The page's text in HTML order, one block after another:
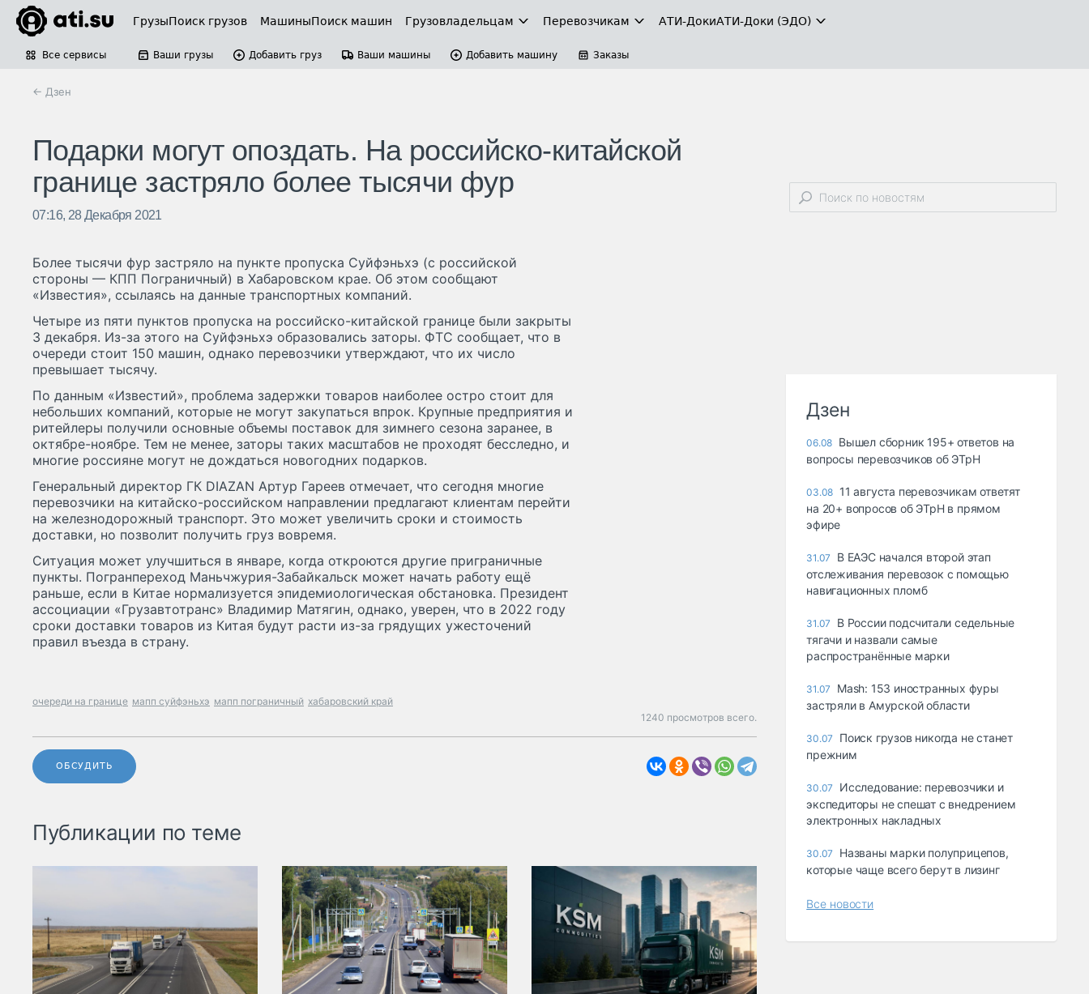
ГрузыПоиск грузов МашиныПоиск машин Грузовладельцам Перевозчикам АТИ-ДокиАТИ-Доки (ЭДО)
Все сервисы Ваши грузы Добавить груз Ваши машины Добавить машину Заказы
← Дзен
Подарки могут опоздать. На российско-китайской
границе застряло более тысячи фур
07:16, 28 Декабря 2021
Более тысячи фур застряло на пункте пропуска Суйфэньхэ (с российской
стороны — КПП Пограничный) в Хабаровском крае. Об этом сообщают
«Известия», ссылаясь на данные транспортных компаний.
Четыре из пяти пунктов пропуска на российско-китайской границе были закрыты
3 декабря. Из-за этого на Суйфэньхэ образовались заторы. ФТС сообщает, что в
очереди стоит 150 машин, однако перевозчики утверждают, что их число
превышает тысячу.
По данным «Известий», проблема задержки товаров наиболее остро стоит для
небольших компаний, которые не могут закупаться впрок. Крупные предприятия и
ритейлеры получили основные объемы поставок для зимнего сезона заранее, в
октябре-ноябре. Тем не менее, заторы таких масштабов не проходят бесследно, и
многие россияне могут не дождаться новогодних подарков.
Генеральный директор ГК DIAZAN Артур Гареев отмечает, что сегодня многие
перевозчики на китайско-российском направлении предлагают клиентам перейти
на железнодорожный транспорт. Это может увеличить сроки и стоимость
доставки, но позволит получить груз вовремя.
Ситуация может улучшиться в январе, когда откроются другие приграничные
пункты. Погранпереход Маньчжурия-Забайкальск может начать работу ещё
раньше, если в Китае нормализуется эпидемиологическая обстановка. Президент
ассоциации «Грузавтотранс» Владимир Матягин, однако, уверен, что в 2022 году
сроки доставки товаров из Китая будут расти из-за грядущих ужесточений
правил въезда в страну.
очереди на границе мапп суйфэньхэ мапп пограничный хабаровский край
1240 просмотров всего.
ОБСУДИТЬ
Публикации по теме
Дзен
06.08 Вышел сборник 195+ ответов на
вопросы перевозчиков об ЭТрН
03.08 11 августа перевозчикам ответят
на 20+ вопросов об ЭТрН в прямом
эфире
31.07
В ЕАЭС начался второй этап
отслеживания перевозок с помощью
навигационных пломб
31.07
В России подсчитали седельные
тягачи и назвали самые
распространённые марки
31.07
Mash: 153 иностранных фуры
застряли в Амурской области
30.07
Поиск грузов никогда не станет
прежним
30.07
Исследование: перевозчики и
экспедиторы не спешат с внедрением
электронных накладных
30.07
Названы марки полуприцепов,
которые чаще всего берут в лизинг
Все новости